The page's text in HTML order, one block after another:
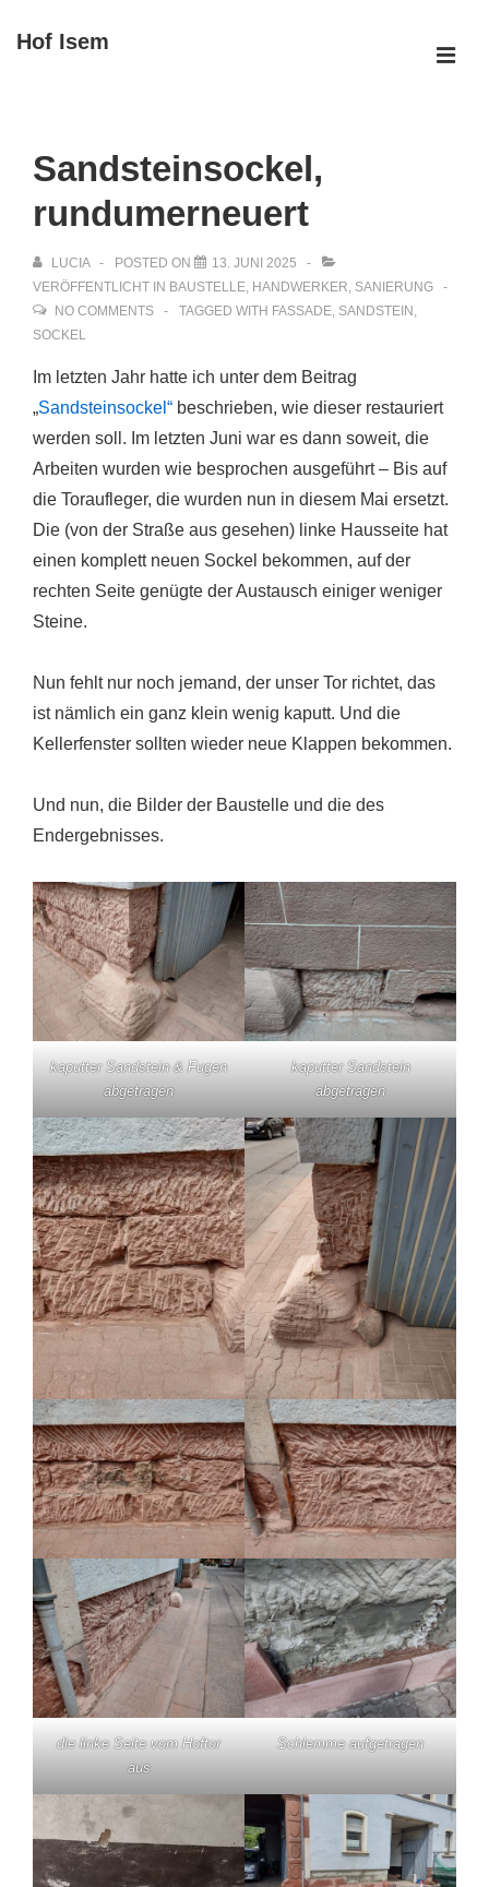
ZumHof Isem
Sandsteinsockel,
rundumerneuert
LUCIA POSTED ON
13. JUNI 2025
VERÖFFENTLICHT IN BAUSTELLE, HANDWERKER, SANIERUNG
NO COMMENTS
TAGGED WITH FASSADE, SANDSTEIN ,
SOCKEL
Im letzten Jahr hatte ich unter dem Beitrag
„Sandsteinsockel“ beschrieben, wie dieser restauriert
werden soll. Im letzten Juni war es dann soweit, die
Arbeiten wurden wie besprochen ausgeführt – Bis auf
die Toraufleger, die wurden nun in diesem Mai ersetzt.
Die (von der Straße aus gesehen) linke Hausseite hat
einen komplett neuen Sockel bekommen, auf der
rechten Seite genügte der Austausch einiger weniger
Steine.
Nun fehlt nur noch jemand, der unser Tor richtet, das
ist nämlich ein ganz klein wenig kaputt. Und die
Kellerfenster sollten wieder neue Klappen bekommen.
Und nun, die Bilder der Baustelle und die des
Endergebnisses.
kaputter Sandstein & Fugen
abgetragen
kaputter Sandstein
abgetragen
die linke Seite vom Hoftor
aus
Schlemme aufgetragen